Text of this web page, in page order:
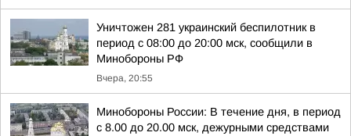
Уничтожен 281 украинский беспилотник в
период с 08:00 до 20:00 мск, сообщили в
Минобороны РФ
Вчера, 20:55
Минобороны России: В течение дня, в период
с 8.00 до 20.00 мск, дежурными средствами